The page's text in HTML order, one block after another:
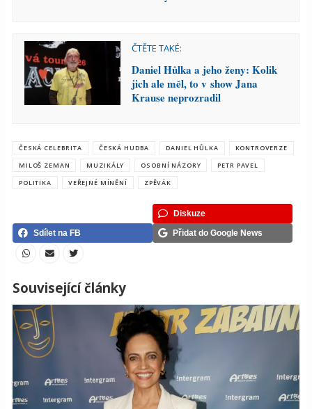
ČTĚTE TAKÉ:
Daniel Hůlka a jeho ženy: Kolik
jich ale měl, to v show Jana
Krause neprozradil
ČESKÁ CELEBRITA ČESKÁ HUDBA DANIEL HŮLKA
KONTROVERZE
MILOŠ ZEMAN
MUZIKÁLY OSOBNÍ NÁZORY
PETR PAVEL
POLITIKA
VEŘEJNÉ MÍNĚNÍ ZPĚVÁK
Diskuze
Sdílet na FB
Přidat do Google News
Související články